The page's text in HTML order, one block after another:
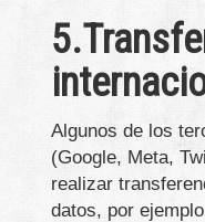
Algunos de los
(Google, Meta,
realizar
datos, por